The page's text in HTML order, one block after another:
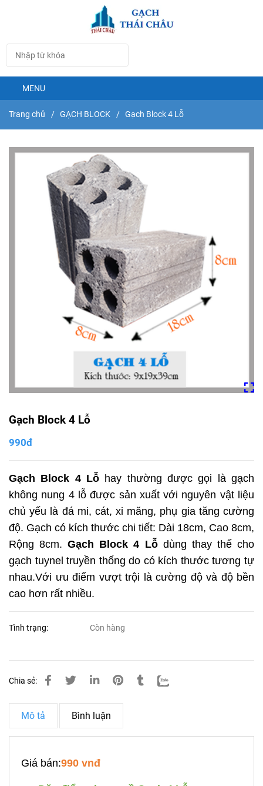
MENU
Trang chủ / GẠCH BLOCK / Gạch Block 4 Lỗ
Gạch Block 4 Lỗ
990đ
Gạch Block 4 Lỗ hay thường được gọi là gạch
không nung 4 lỗ được sản xuất với nguyên vật liệu
chủ yếu là đá mi, cát, xi măng, phụ gia tăng cường
độ. Gạch có kích thước chi tiết: Dài 18cm, Cao 8cm,
Rộng 8cm.Gạch Block 4 Lỗdùng thay thế cho
gạch tuynel truyền thống do có kích thước tương tự
nhau.Với ưu điểm vượt trội là cường độ và độ bền
cao hơn rất nhiều.
Tình trạng: Còn hàng
Chia sẻ:
Mô tả Bình luận
Giá bán:990 vnđ